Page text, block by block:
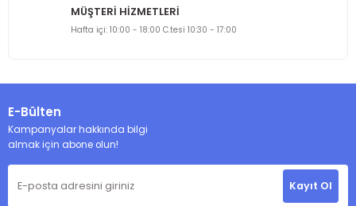
MÜŞTERİ HİZMETLERİ
Hafta içi: 10:00 - 18:00 C.tesi 10:30 - 17:00
E-Bülten
Kampanyalar hakkında bilgi
almak için abone olun!
Kayıt Ol